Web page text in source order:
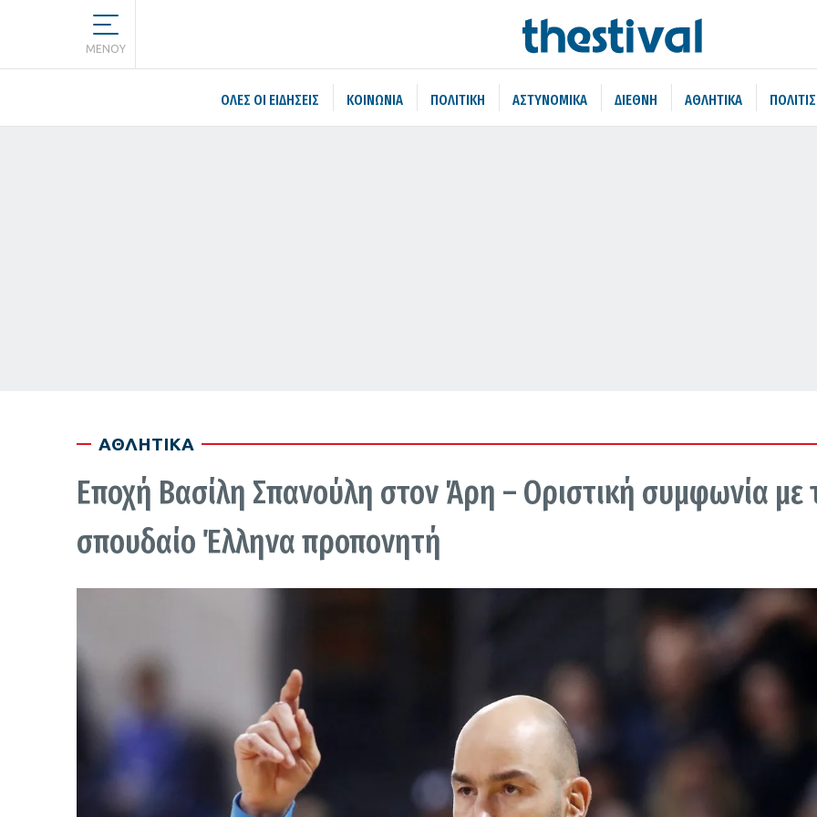
MENOY
ΌΛΕΣ ΟΙ ΕΙΔΉΣΕΙΣ ΚΟΙΝΩΝΙΑ ΠΟΛΙΤΙΚΗ ΑΣΤΥΝΟΜΙΚΑ ΔΙΕΘΝΗ ΑΘΛΗΤΙΚΑ
ΑΘΛΗΤΙΚΑ
Εποχή Βασίλη Σπανούλη στον Άρη – Οριστική συμφωνία με
σπουδαίο Έλληνα προπονητή